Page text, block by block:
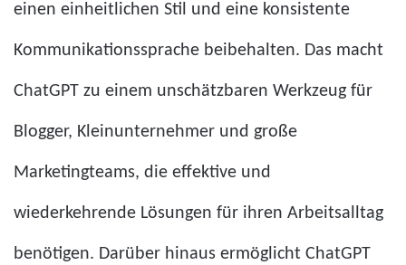
einen einheitlichen Stil und eine konsistente
Kommunikationssprache beibehalten. Das macht
ChatGPT zu einem unschätzbaren Werkzeug für
Blogger, Kleinunternehmer und große
Marketingteams, die effektive und
wiederkehrende Lösungen für ihren Arbeitsalltag
benötigen. Darüber hinaus ermöglicht ChatGPT